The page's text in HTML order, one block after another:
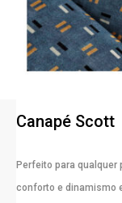
Canapé Scott
Perfeito para qualquer
conforto e dinamismo